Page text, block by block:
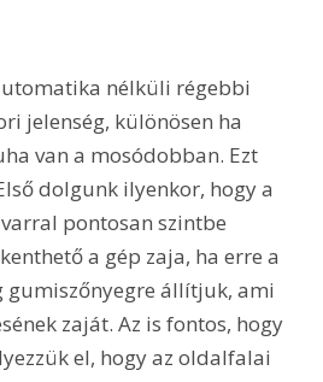
nélküli régebbi
jelenség, különösen ha
van a mosódobban. Ezt
dolgunk ilyenkor, hogy a
pontosan szintbe
a gép zaja, ha erre a
gumiszőnyegre állítjuk, ami
zaját. Az is fontos, hogy
el, hogy az oldalfalai